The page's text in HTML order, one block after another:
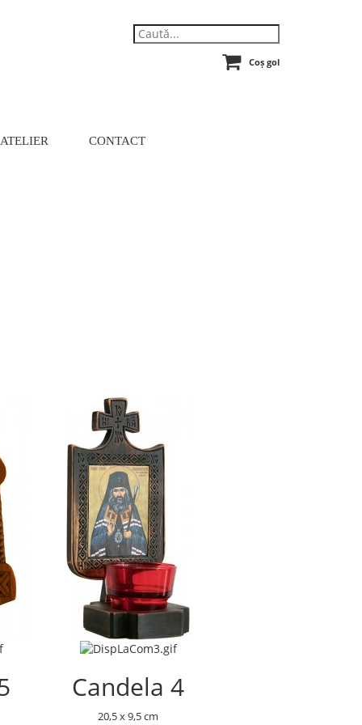
Coș gol
CONTACT
Candela 4
20,5 x 9,5 cm